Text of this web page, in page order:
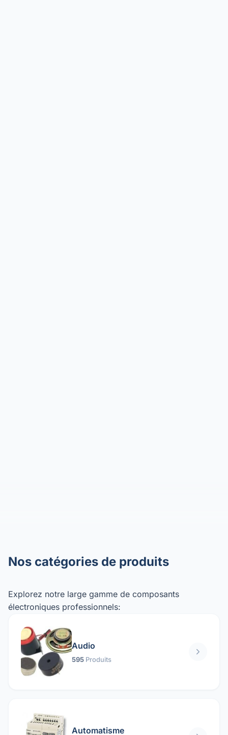
Nos catégories de produits
Explorez notre large gamme de composants
électroniques professionnels:
Audio
595 Produits
Automatisme